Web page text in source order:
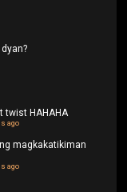
twist HAHAHA
ago
magkakatikiman
ago